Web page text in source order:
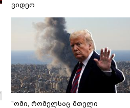
ვიდეო
"ომი, რომელსაც მთელი